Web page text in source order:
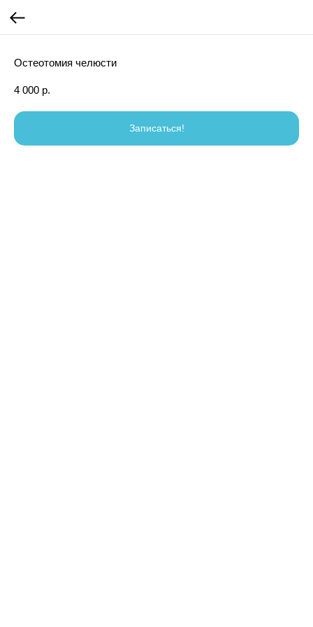
Остеотомия челюсти
4 000 р.
Записаться!